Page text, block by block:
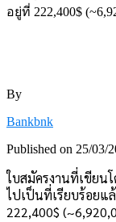
อยู่ที่ 222,400$
By
Bankbnk
Published on 25/03/
ใบสมัครงานที่เขียน
ไปเป็นที่เรียบร้อยแ
222,400$